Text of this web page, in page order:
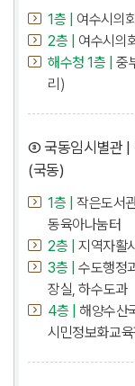
1층 |
여수시의
2층 |
여수시의
해수청 1층 |
중
리)
③ 국동임시별관 |
(국동)
1층 |
작은도서
동육아나눔터
2층 |
지역자활
3층 |
수도행정
장실, 하수도과
4층 |
해양수산
시민정보화교